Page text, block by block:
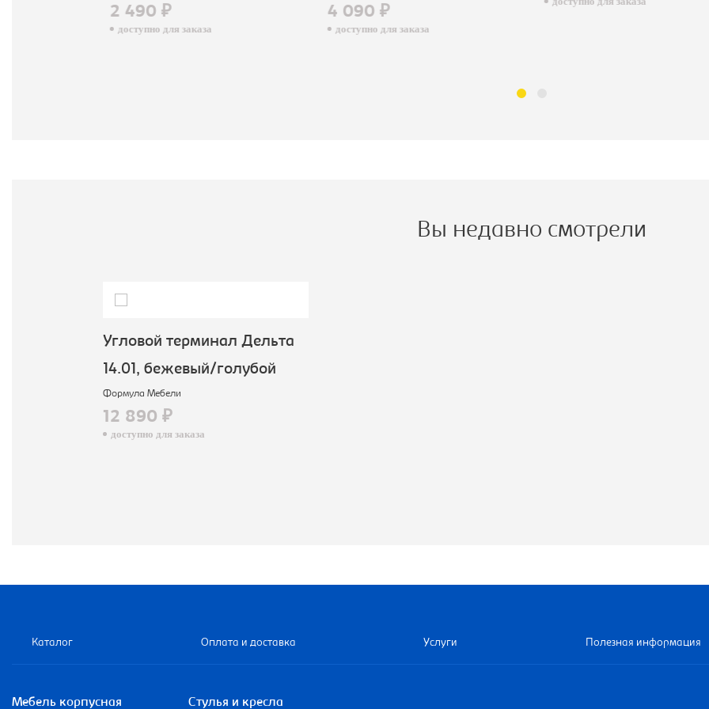
2 490 ₽
доступно для заказа
4 090 ₽
доступно для заказа
Вы недавно смотрели
Угловой терминал Дельта
14.01, бежевый/голубой
Формула Мебели
12 890 ₽
доступно для заказа
Каталог Оплата и доставка Услуги Полезная информация
Мебель корпусная Стулья и кресла